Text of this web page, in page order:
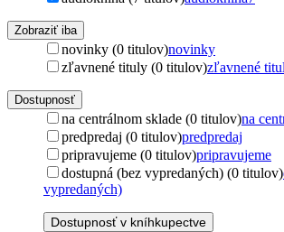
Zobraziť iba
novinky (0 titulov)novinky
zľavnené tituly (0 titulov)zľavnené
Dostupnosť
na centrálnom sklade (0 titulov)na
predpredaj (0 titulov)predpredaj
pripravujeme (0 titulov)pripravujeme
dostupná (bez vypredaných) (0 titulov)
vypredaných)
Dostupnosť v kníhkupectve